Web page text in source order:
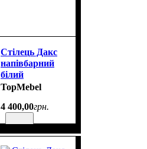
Стілець Дакс
напівбарний
білий
TopMebel
4 400,00грн.